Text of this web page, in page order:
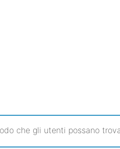
che gli utenti possano